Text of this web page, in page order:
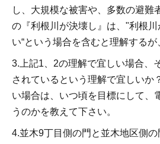
し、大規模な被害や、多数の避難
の『利根川が決壊し』は、"利根
い“という場合を含むと理解するが
3.上記1、2の理解で宜しい場合、
されているという理解で宜しいか
い場合は、いつ頃を目標にして、
うのかを教えて下さい。
4.並木9丁目側の門と並木地区側